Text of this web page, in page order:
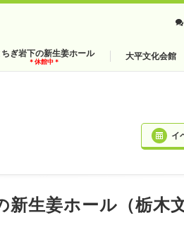
ちぎ岩下の新生姜ホール
＊休館中＊ 大平文化会館
イ
新生姜ホール（栃木